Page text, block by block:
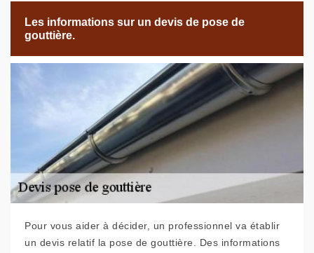
Les informations sur un devis de pose de
gouttière.
Pour vous aider à décider, un professionnel va établir
un devis relatif la pose de gouttière. Des informations